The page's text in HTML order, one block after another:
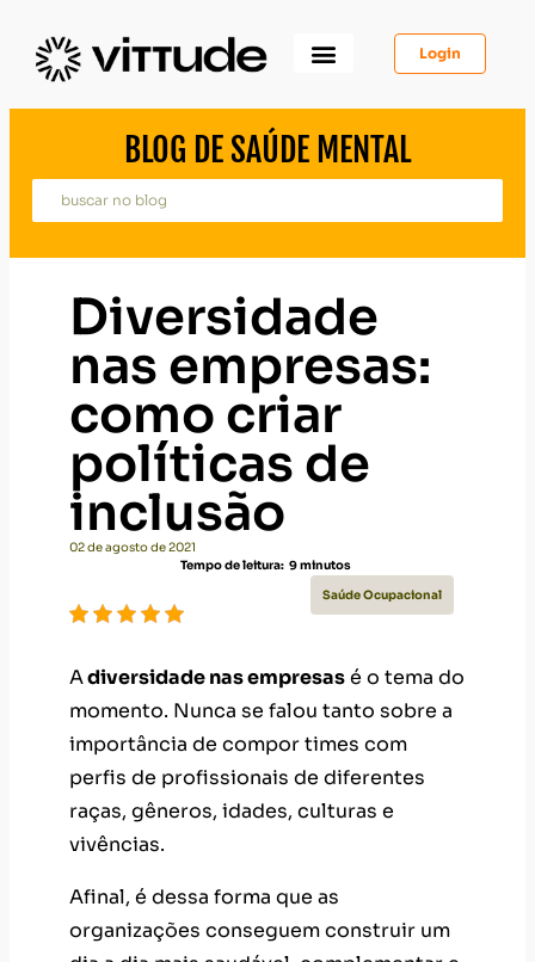
Login
BLOG DE SAÚDE MENTAL
Diversidade
nas empresas:
como criar
políticas de
inclusão
02 de agosto de 2021
Tempo de leitura: 9minutos
Saúde Ocupacional
Adiversidade nas empresasé o tema do
momento. Nunca se falou tanto sobre a
importância de compor times com
perfis de profissionais de diferentes
raças, gêneros, idades, culturas e
vivências.
Afinal, é dessa forma que as
organizações conseguem construir um